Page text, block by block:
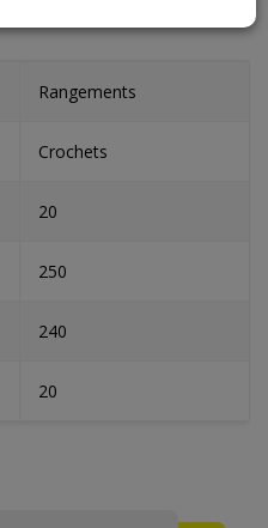
Rangements
Crochets
20
250
240
20